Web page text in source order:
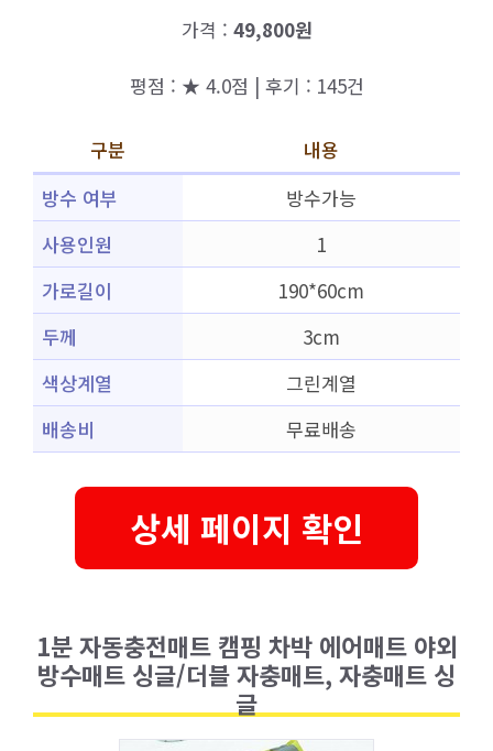
가격 : 49,800원
평점 : ★ 4.0점 | 후기 : 145건
구분
내용
방수 여부
방수가능
사용인원
1
가로길이
190*60cm
두께
3cm
색상계열
그린계열
배송비
무료배송
상세 페이지 확인
1분 자동충전매트 캠핑 차박 에어매트 야외
방수매트 싱글/더블 자충매트, 자충매트 싱
글